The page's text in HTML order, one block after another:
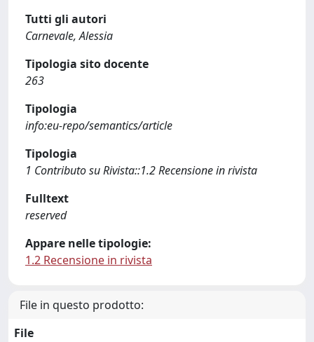
Tutti gli autori
Carnevale, Alessia
Tipologia sito docente
263
Tipologia
info:eu-repo/semantics/article
Tipologia
1 Contributo su Rivista::1.2 Recensione in rivista
Fulltext
reserved
Appare nelle tipologie:
1.2 Recensione in rivista
File in questo prodotto:
File